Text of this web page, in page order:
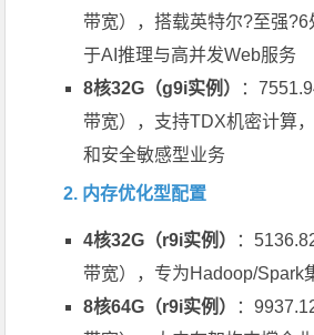
带宽），搭载英特尔?至强?6
于AI推理与高并发Web服务
8核32G（g9i实例）
：
带宽），支持TDX机密计算
和安全敏感型业务
2. 内存优化型配置
4核32G（r9i实例）
：
带宽），专为Hadoop/Spark
8核64G（r9i实例）
：